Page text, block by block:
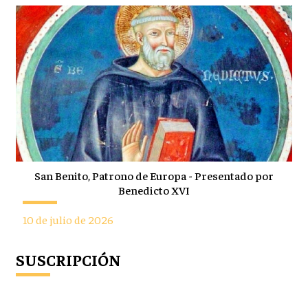
San Benito, Patrono de Europa - Presentado por
Benedicto XVI
10 de julio de 2026
SUSCRIPCIÓN